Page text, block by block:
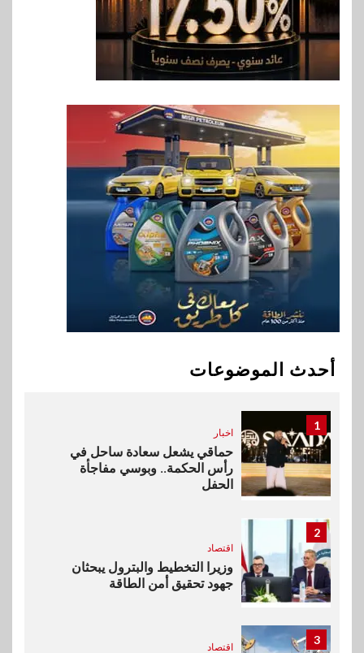
أحدث الموضوعات
بنك مصر يشارك في فعالية اليوم
العالمي للشباب ويقدم العديد من
العروض المجانية
بنك QNB مصر يعزز جاهزية
المشروعات الصغيرة والمتوسطة
للنمو والتوسع
9 اخبار
فيكسد مصر و”حلول” تتشاركان
في تطوير أول منصة للسياحة
الصحية في مصر والشرق الأوسط
وأفريقيا Tour4Cure
سوق وصلة
جهازًا مثاليًا للشباب
1
اخبار
حماقي يشعل سعادة ساحل في
رأس الحكمة.. وبوسي مفاجأة
الحفل
2
اقتصاد
وزيرا التخطيط والبترول يبحثان
جهود تحقيق أمن الطاقة
3
اقتصاد